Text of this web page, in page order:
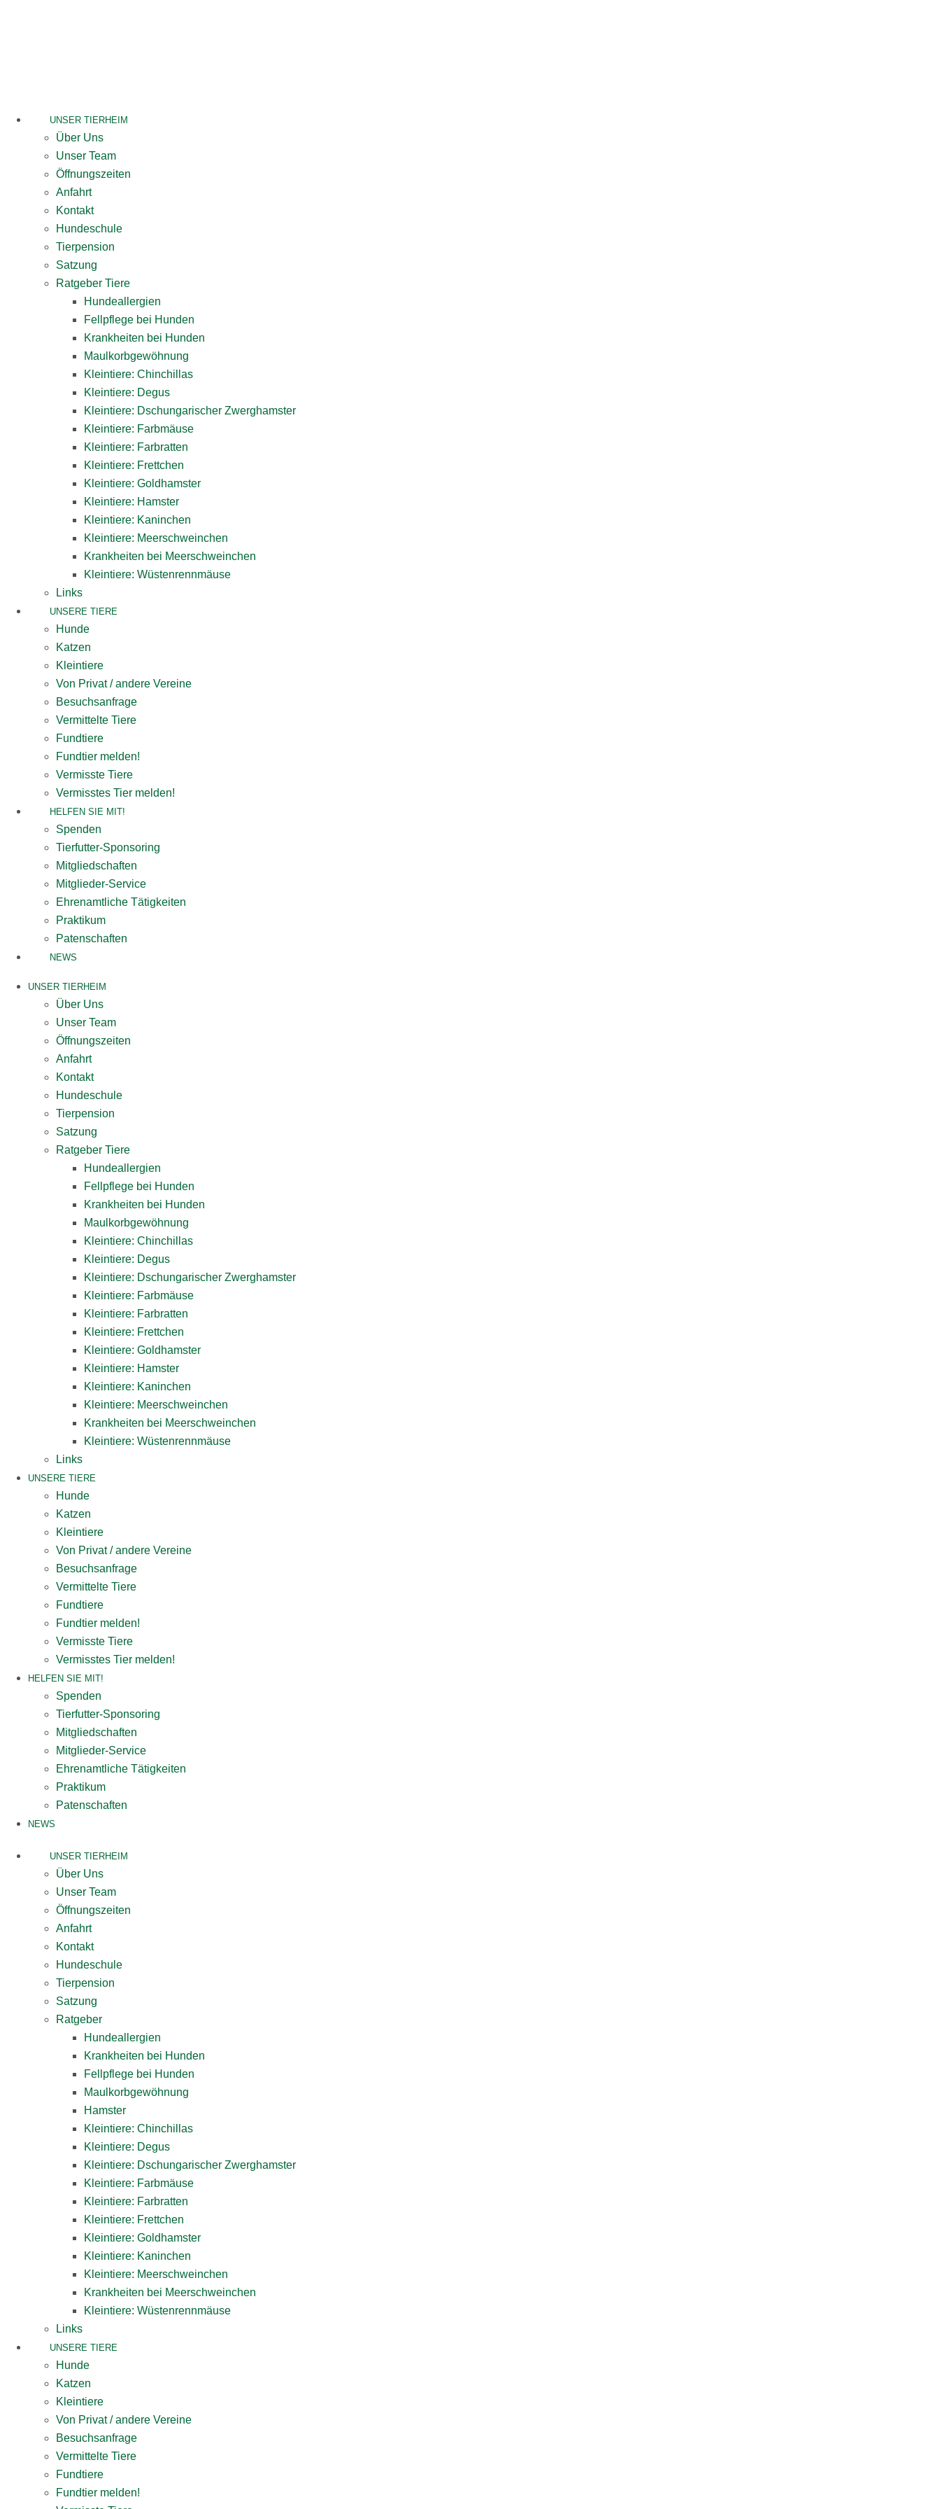
UNSER TIERHEIM
Über Uns
Unser Team
Öffnungszeiten
Anfahrt
Kontakt
Hundeschule
Tierpension
Satzung
Ratgeber Tiere
Hundeallergien
Fellpflege bei Hunden
Krankheiten bei Hunden
Maulkorbgewöhnung
Kleintiere: Chinchillas
Kleintiere: Degus
Kleintiere: Dschungarischer Zwerghamster
Kleintiere: Farbmäuse
Kleintiere: Farbratten
Kleintiere: Frettchen
Kleintiere: Goldhamster
Kleintiere: Hamster
Kleintiere: Kaninchen
Kleintiere: Meerschweinchen
Krankheiten bei Meerschweinchen
Kleintiere: Wüstenrennmäuse
Links
UNSERE TIERE
Hunde
Katzen
Kleintiere
Von Privat / andere Vereine
Besuchsanfrage
Vermittelte Tiere
Fundtiere
Fundtier melden!
Vermisste Tiere
Vermisstes Tier melden!
HELFEN SIE MIT!
Spenden
Tierfutter-Sponsoring
Mitgliedschaften
Mitglieder-Service
Ehrenamtliche Tätigkeiten
Praktikum
Patenschaften
NEWS
UNSER TIERHEIM
Über Uns
Unser Team
Öffnungszeiten
Anfahrt
Kontakt
Hundeschule
Tierpension
Satzung
Ratgeber Tiere
Hundeallergien
Fellpflege bei Hunden
Krankheiten bei Hunden
Maulkorbgewöhnung
Kleintiere: Chinchillas
Kleintiere: Degus
Kleintiere: Dschungarischer Zwerghamster
Kleintiere: Farbmäuse
Kleintiere: Farbratten
Kleintiere: Frettchen
Kleintiere: Goldhamster
Kleintiere: Hamster
Kleintiere: Kaninchen
Kleintiere: Meerschweinchen
Krankheiten bei Meerschweinchen
Kleintiere: Wüstenrennmäuse
Links
UNSERE TIERE
Hunde
Katzen
Kleintiere
Von Privat / andere Vereine
Besuchsanfrage
Vermittelte Tiere
Fundtiere
Fundtier melden!
Vermisste Tiere
Vermisstes Tier melden!
HELFEN SIE MIT!
Spenden
Tierfutter-Sponsoring
Mitgliedschaften
Mitglieder-Service
Ehrenamtliche Tätigkeiten
Praktikum
Patenschaften
NEWS
UNSER TIERHEIM
Über Uns
Unser Team
Öffnungszeiten
Anfahrt
Kontakt
Hundeschule
Tierpension
Satzung
Ratgeber
Hundeallergien
Krankheiten bei Hunden
Fellpflege bei Hunden
Maulkorbgewöhnung
Hamster
Kleintiere: Chinchillas
Kleintiere: Degus
Kleintiere: Dschungarischer Zwerghamster
Kleintiere: Farbmäuse
Kleintiere: Farbratten
Kleintiere: Frettchen
Kleintiere: Goldhamster
Kleintiere: Kaninchen
Kleintiere: Meerschweinchen
Krankheiten bei Meerschweinchen
Kleintiere: Wüstenrennmäuse
Links
UNSERE TIERE
Hunde
Katzen
Kleintiere
Von Privat / andere Vereine
Besuchsanfrage
Vermittelte Tiere
Fundtiere
Fundtier melden!